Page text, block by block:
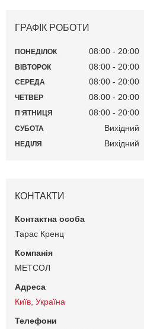
ГРАФІК РОБОТИ
ПОНЕДІЛОК 08:00 20:00
ВІВТОРОК 08:00 20:00
СЕРЕДА 08:00 20:00
ЧЕТВЕР 08:00 20:00
ПʼЯТНИЦЯ 08:00 20:00
СУБОТА Вихідний
НЕДІЛЯ Вихідний
КОНТАКТИ
Тарас Кренц
МЕТСОЛ
Київ, Україна